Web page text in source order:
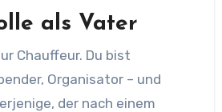
als Vater
Chauffeur. Du bist
Organisator – und
der nach einem